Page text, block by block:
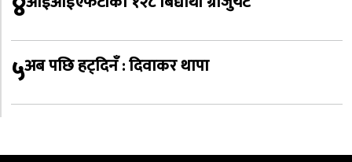
४
५अब पछि हट्दिनँ : दिवाकर थापा